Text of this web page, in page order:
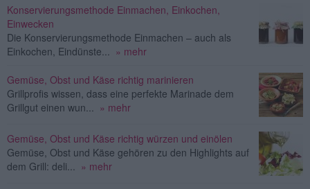
Konservierungsmethode Einmachen, Einkochen,
Einwecken
Die Konservierungsmethode Einmachen – auch als
Einkochen, Eindünste...
» mehr
Gemüse, Obst und Käse richtig marinieren
Grillprofis wissen, dass eine perfekte Marinade dem
Grillgut einen wun...
» mehr
Gemüse, Obst und Käse richtig würzen und einölen
Gemüse, Obst und Käse gehören zu den Highlights auf
dem Grill: deli...
» mehr